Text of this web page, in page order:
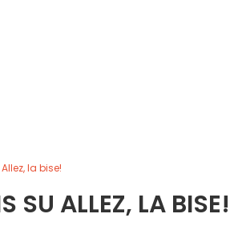
la bise!
SU ALLEZ, LA BISE!